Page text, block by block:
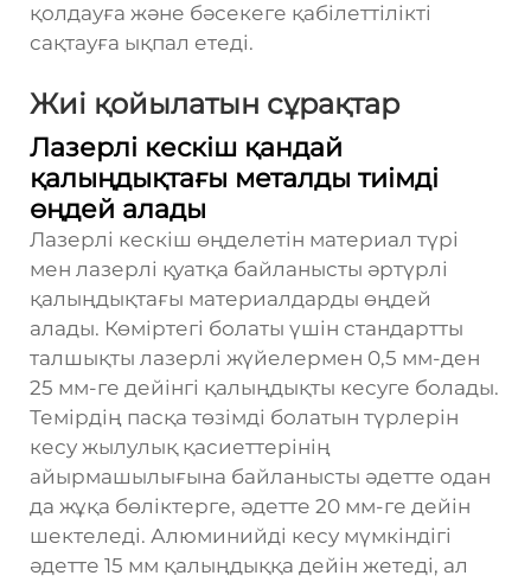
қолдауға және бәсекеге қабілеттілікті
сақтауға ықпал етеді.
Жиі қойылатын сұрақтар
Лазерлі кескіш қандай
қалыңдықтағы металды тиімді
өңдей алады
Лазерлі кескіш өңделетін материал түрі
мен лазерлі қуатқа байланысты әртүрлі
қалыңдықтағы материалдарды өңдей
алады. Көміртегі болаты үшін стандартты
талшықты лазерлі жүйелермен 0,5 мм-ден
25 мм-ге дейінгі қалыңдықты кесуге болады.
Темірдің пасқа төзімді болатын түрлерін
кесу жылулық қасиеттерінің
айырмашылығына байланысты әдетте одан
да жұқа бөліктерге, әдетте 20 мм-ге дейін
шектеледі. Алюминийді кесу мүмкіндігі
әдетте 15 мм қалыңдыққа дейін жетеді, ал